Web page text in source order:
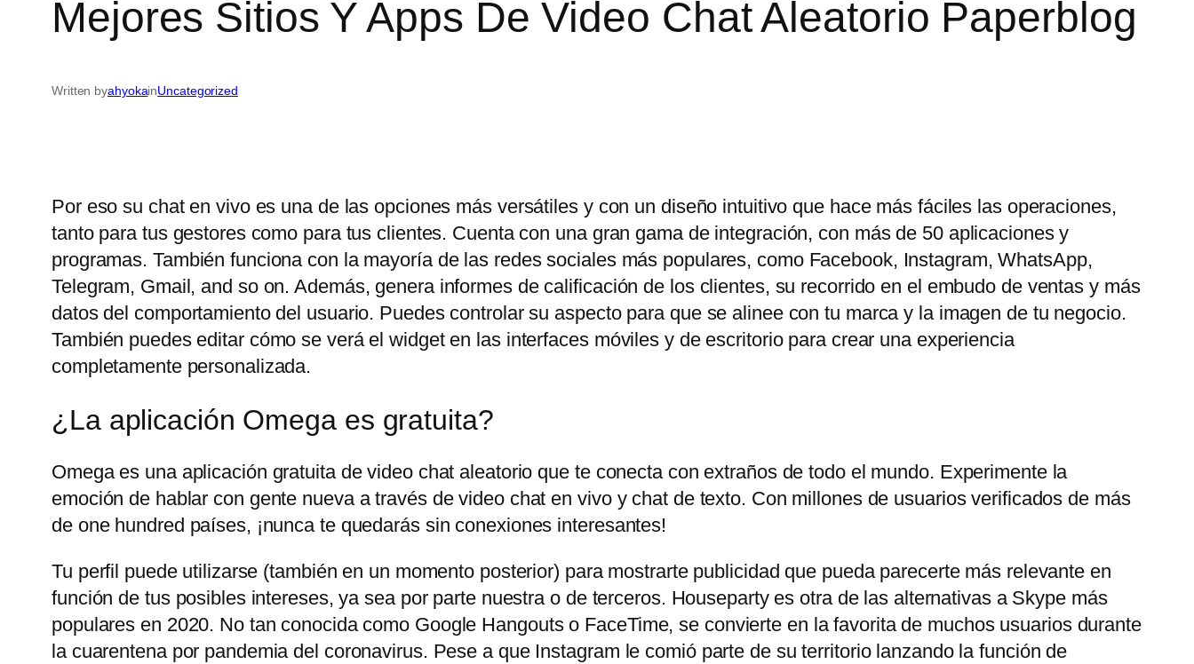
Mejores Sitios Y Apps De Video Chat Aleatorio Paperblog
Written byahyokainUncategorized
Por eso su chat en vivo es una de las opciones más versátiles y con un diseño intuitivo que hace más fáciles las operaciones,
tanto para tus gestores como para tus clientes. Cuenta con una gran gama de integración, con más de 50 aplicaciones y
programas. También funciona con la mayoría de las redes sociales más populares, como Facebook, Instagram, WhatsApp,
Telegram, Gmail, and so on. Además, genera informes de calificación de los clientes, su recorrido en el embudo de ventas y más
datos del comportamiento del usuario. Puedes controlar su aspecto para que se alinee con tu marca y la imagen de tu negocio.
También puedes editar cómo se verá el widget en las interfaces móviles y de escritorio para crear una experiencia
completamente personalizada.
¿La aplicación Omega es gratuita?
Omega es una aplicación gratuita de video chat aleatorio que te conecta con extraños de todo el mundo. Experimente la
emoción de hablar con gente nueva a través de video chat en vivo y chat de texto. Con millones de usuarios verificados de más
de one hundred países, ¡nunca te quedarás sin conexiones interesantes!
Tu perfil puede utilizarse (también en un momento posterior) para mostrarte publicidad que pueda parecerte más relevante en
función de tus posibles intereses, ya sea por parte nuestra o de terceros. Houseparty es otra de las alternativas a Skype más
populares en 2020. No tan conocida como Google Hangouts o FaceTime, se convierte en la favorita de muchos usuarios durante
la cuarentena por pandemia del coronavirus. Pese a que Instagram le comió parte de su territorio lanzando la función de